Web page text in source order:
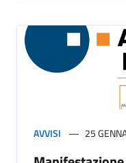
AVVISI 25